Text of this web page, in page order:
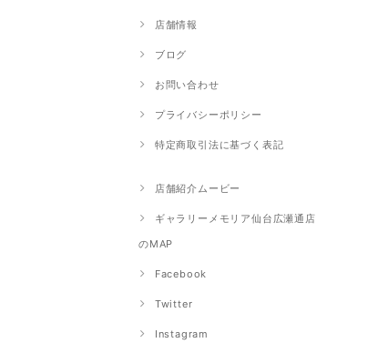
店舗情報
ブログ
お問い合わせ
プライバシーポリシー
特定商取引法に基づく表記
店舗紹介ムービー
ギャラリーメモリア仙台広瀬通店
のMAP
Facebook
Twitter
Instagram